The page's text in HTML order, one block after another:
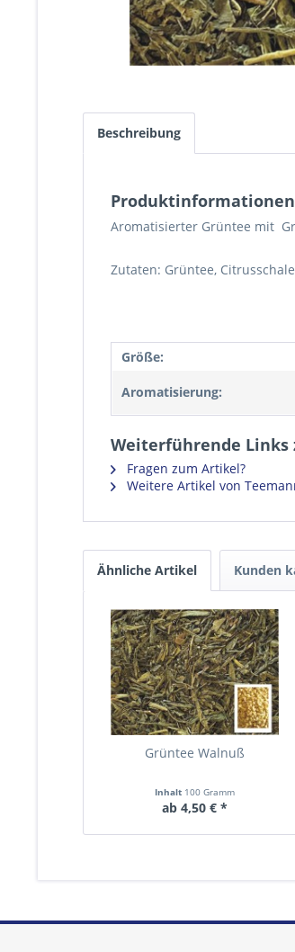
Beschreibung
Aromatisierter Grüntee mit
Zutaten: Grüntee,
Größe:
Aromatisierung:
Weiterführende
Fragen zum Artikel?
Weitere Artikel von
Ähnliche Artikel Kunden
Grüntee Walnuß
Inhalt 100 Gramm
ab 4,50 € *